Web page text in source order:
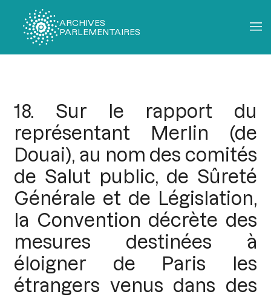
ARCHIVES
PARLEMENTAIRES
18. Sur le rapport du
représentant Merlin (de
Douai), au nom des comités
de Salut public, de Sûreté
Générale et de Législation,
la Convention décrète des
mesures destinées à
éloigner de Paris les
étrangers venus dans des